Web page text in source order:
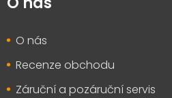
O nás
Recenze obchodu
Záruční a pozáruční servis